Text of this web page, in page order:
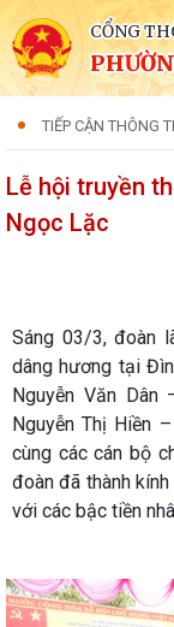
CỔNG
TIẾP CẬN THÔNG
Lễ hội truyền
Ngọc Lặc
Sáng 03/3, đoàn
dâng hương tại
Nguyễn Văn Dân
Nguyễn Thị Hiền
cùng các cán bộ
đoàn đã thành
với các bậc tiền